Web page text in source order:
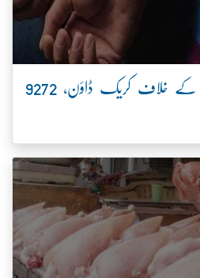
پنجاب میں پتنگ بازی کے خلاف کریک ڈاؤن، 9272